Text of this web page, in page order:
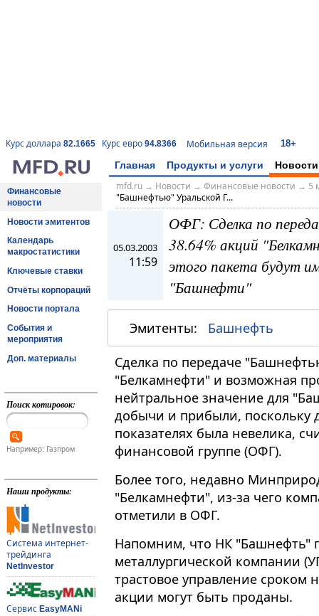
Курс доллара 82.1665 Курс евро 94.8366 Мобильная версия 18+
Главная Продукты и услуги Новости
Финансовые
новости
Новости эмитентов
Календарь
макростатистики
Ключевые ставки
Отчёты корпораций
Новости портала
События и
мероприятия
Доп. материалы
Поиск котировок:
Например: Газпром
Наши продукты:
Система интернет-
трейдинга
NetInvestor
Сервис EasyMANi
mfd.ru→ Новости → Финансовые новости → 5
"Башнефтью" Уральской Г...
05.03.2003
11:59
ОФГ: Сделка по
38.64% акций
этого пакета будут
"Башнефти"
Эмитенты: Башнефть
Сделка по передаче
"Белкамнефти" и возможная
нейтральное значение для
добычи и прибыли, поскольку
показателях была невелика,
финансовой группе (ОФГ).
Более того, недавно
"Белкамнефти", из-за чего
отметили в ОФГ.
Напомним, что НК "Башнефть"
металлургической компании
трастовое управление сроком
акции могут быть проданы.